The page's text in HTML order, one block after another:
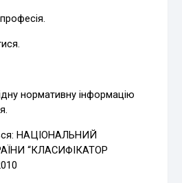
нормативну інформацію
НАЦІОНАЛЬНИЙ
“КЛАСИФІКАТОР